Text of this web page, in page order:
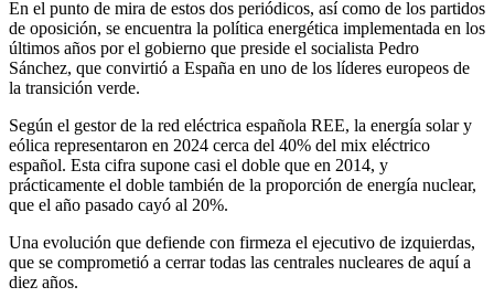
En el punto de mira de estos dos periódicos, así como de los partidos
de oposición, se encuentra la política energética implementada en los
últimos años por el gobierno que preside el socialista Pedro
Sánchez, que convirtió a España en uno de los líderes europeos de
la transición verde.
Según el gestor de la red eléctrica española REE, la energía solar y
eólica representaron en 2024 cerca del 40% del mix eléctrico
español. Esta cifra supone casi el doble que en 2014, y
prácticamente el doble también de la proporción de energía nuclear,
que el año pasado cayó al 20%.
Una evolución que defiende con firmeza el ejecutivo de izquierdas,
que se comprometió a cerrar todas las centrales nucleares de aquí a
diez años.